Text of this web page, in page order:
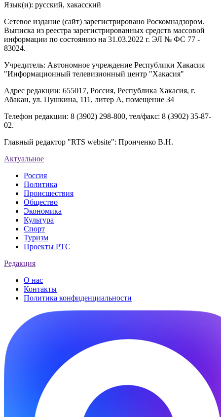
Язык(и): русский, хакасский
Сетевое издание (сайт) зарегистрировано Роскомнадзором.
Выписка из реестра зарегистрированных средств массовой
информации по состоянию на 31.03.2022 г. ЭЛ № ФС 77 -
83024.
Учредитель: Автономное учреждение Республики Хакасия
"Информационный телевизионный центр "Хакасия"
Адрес редакции: 655017, Россия, Республика Хакасия, г.
Абакан, ул. Пушкина, 111, литер А, помещение 34
Телефон редакции: 8 (3902) 298-800, тел/факс: 8 (3902) 35-87-
02.
Главный редактор "RTS website": Пронченко В.Н.
Актуальное
Россия
Политика
Происшествия
Общество
Экономика
Культура
Спорт
Туризм
Проекты РТС
Редакция
О нас
Контакты
Политика конфиденциальности